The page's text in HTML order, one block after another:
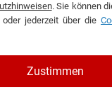
. Sie können
oder jederzeit über die
Zustimmen